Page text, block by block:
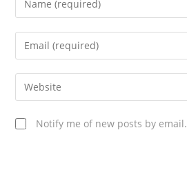
Notify me of new posts by email.